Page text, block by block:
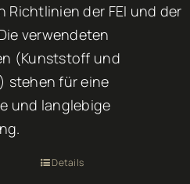
Richtlinien der FEI und der
verwendeten
(Kunststoff und
stehen für eine
und langlebige
Details